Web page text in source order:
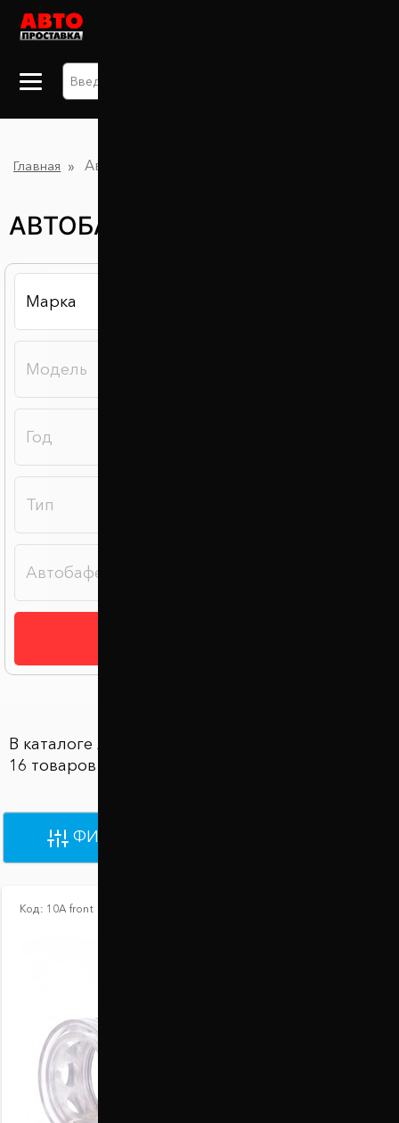
Главная Автобаферы
АВТОБАФЕРЫ В ЛЬВОВЕ
В каталоге Автобаферы в Львове представлены
16 товаров по цене от 2 100 грн до 2 100 грн
ФИЛЬТРЫ
Код: 10А front